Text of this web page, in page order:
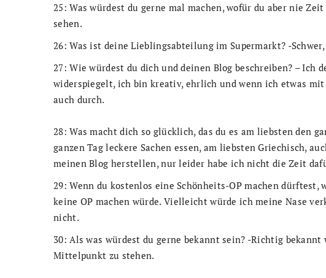
25: Was würdest du gerne mal machen, wofür du aber nie
sehen.
26: Was ist deine Lieblingsabteilung im Supermarkt? -
27: Wie würdest du dich und deinen Blog beschreiben? – Ich
widerspiegelt, ich bin kreativ, ehrlich und wenn ich etwas mit
auch durch.
28: Was macht dich so glücklich, das du es am liebsten den
ganzen Tag leckere Sachen essen, am liebsten Griechisch,
meinen Blog herstellen, nur leider habe ich nicht die Zeit
29: Wenn du kostenlos eine Schönheits-OP machen dürftest,
keine OP machen würde. Vielleicht würde ich meine Nase
nicht.
30: Als was würdest du gerne bekannt sein? -Richtig
Mittelpunkt zu stehen.